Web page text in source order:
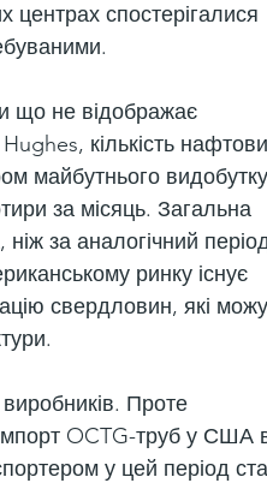
центрах спостерігалися
що не відображає
кількість
майбутнього
за місяць. Загальна
за аналогічний
ринку існує
свердловин, які
Проте
OCTG-труб у США
у цей період